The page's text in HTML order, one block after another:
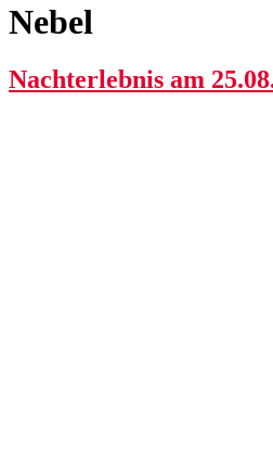
Nebel
Nachterlebnis am